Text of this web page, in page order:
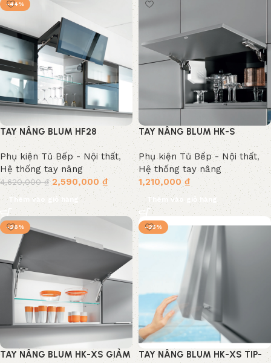
-44%
TAY NÂNG BLUM HF28
Phụ kiện Tủ Bếp - Nội thất,
Hệ thống tay nâng
4,620,000₫ 2,590,000₫
Thêm vào giỏ hàng
TAY NÂNG BLUM HK-S
Phụ kiện Tủ Bếp - Nội thất,
Hệ thống tay nâng
1,210,000₫
Thêm vào giỏ hàng
-26%
TAY NÂNG BLUM HK-XS GIẢM
-25%
TAY NÂNG BLUM HK-XS TIP-